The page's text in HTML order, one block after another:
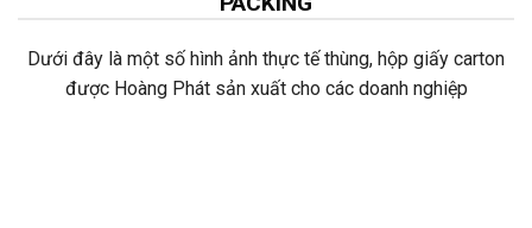
Dưới đây là một số hình ảnh thực tế thùng, hộp giấy carton
được Hoàng Phát sản xuất cho các doanh nghiệp